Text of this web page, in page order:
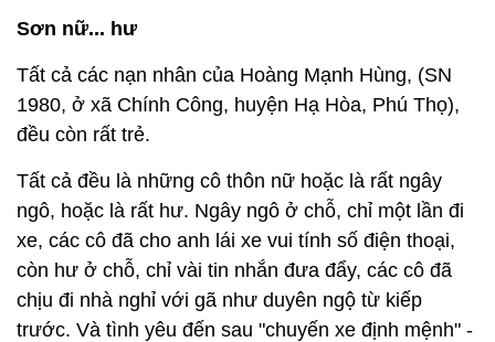
Sơn nữ... hư
Tất cả các nạn nhân của Hoàng Mạnh Hùng, (SN
1980, ở xã Chính Công, huyện Hạ Hòa, Phú Thọ),
đều còn rất trẻ.
Tất cả đều là những cô thôn nữ hoặc là rất ngây
ngô, hoặc là rất hư. Ngây ngô ở chỗ, chỉ một lần đi
xe, các cô đã cho anh lái xe vui tính số điện thoại,
còn hư ở chỗ, chỉ vài tin nhắn đưa đẩy, các cô đã
chịu đi nhà nghỉ với gã như duyên ngộ từ kiếp
trước. Và tình yêu đến sau "chuyến xe định mệnh" -